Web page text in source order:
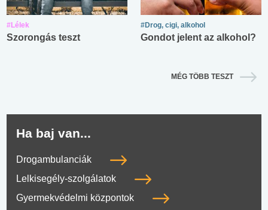
#Lélek
Szorongás teszt
#Drog, cigi, alkohol
Gondot jelent az alkohol?
MÉG TÖBB TESZT
Ha baj van...
Drogambulanciák
Lelkisegély-szolgálatok
Gyermekvédelmi központok